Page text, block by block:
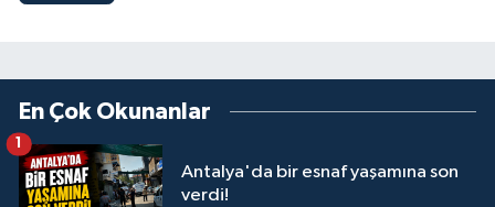
En Çok Okunanlar
Antalya'da bir esnaf yaşamına son
verdi!
1